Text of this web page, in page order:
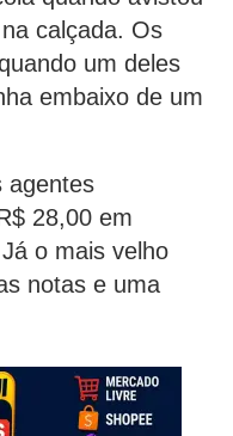
calçada. Os
um deles
embaixo de um
agentes
28,00 em
o mais velho
notas e uma